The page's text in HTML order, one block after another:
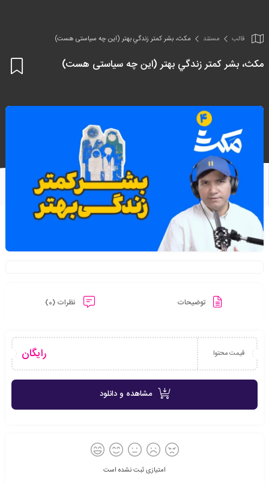
قالب مستند مکث، بشر کمتر زندگي بهتر (این چه سیاستی هست)
مکث، بشر کمتر زندگي بهتر (این چه سیاستی هست)
توضیحات نظرات (0)
قیمت محتوا رایگان
مشاهده و دانلود
امتیازی ثبت نشده است